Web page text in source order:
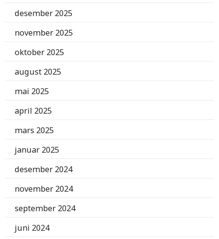
desember 2025
november 2025
oktober 2025
august 2025
mai 2025
april 2025
mars 2025
januar 2025
desember 2024
november 2024
september 2024
juni 2024